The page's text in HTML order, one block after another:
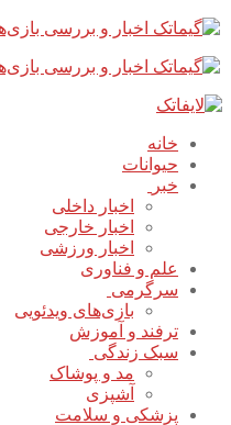
پرش
محتوا
فهرست
بستن
خانه
حیوانات
خبر
اخبار داخلی
اخبار خارجی
اخبار ورزشی
علم و فناوری
سرگرمی
بازی‌های ویدئویی
ترفند و آموزش
سبک زندگی
مد و پوشاک
آشپزی
پزشکی و سلامت